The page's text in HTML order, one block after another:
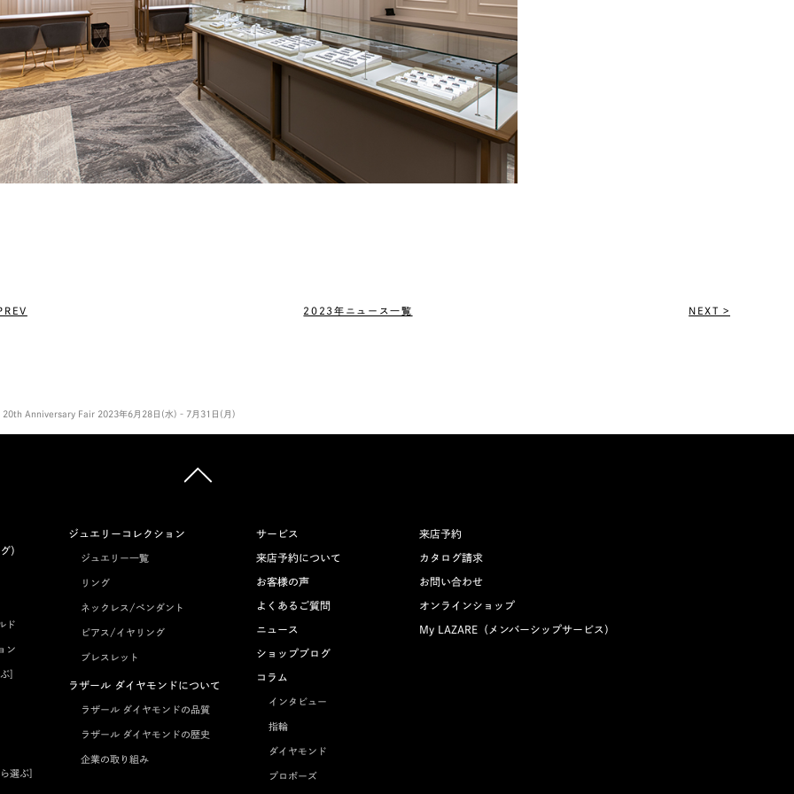
2023年ニュース一覧 NEXT >
20th Anniversary Fair 2023年6月28日(水)‐7月31日(月)
）
ド
ン
]
選ぶ]
ジュエリーコレクション
ジュエリー一覧
リング
ネックレス/ペンダント
ピアス/イヤリング
ブレスレット
ラザール ダイヤモンドについて
ラザール ダイヤモンドの品質
ラザール ダイヤモンドの歴史
企業の取り組み
サービス
来店予約について
お客様の声
よくあるご質問
ニュース
ショップブログ
コラム
インタビュー
指輪
ダイヤモンド
プロポーズ
来店予約
カタログ請求
お問い合わせ
オンラインショップ
My LAZARE（メンバーシップサービス）